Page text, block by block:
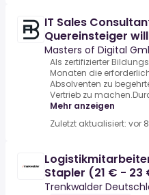
IT Sales
Quereinsteiger
Masters of Digital
Als zertifizierter
Monaten die
Absolventen zu
Vertrieb zu
Mehr anzeigen
Zuletzt aktualisiert: vor
Stapler (21 € - 23
Trenkwalder